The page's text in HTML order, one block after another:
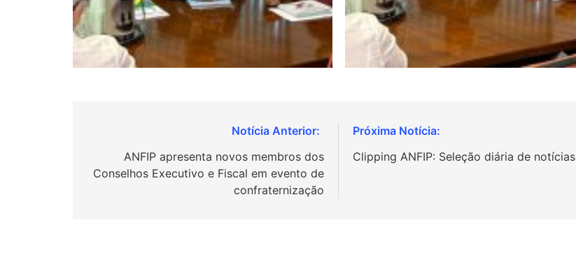
Post
ANFIP apresenta novos membros dos
Conselhos Executivo e Fiscal em evento de
confraternização
Clipping ANFIP: Seleção diária de notícias